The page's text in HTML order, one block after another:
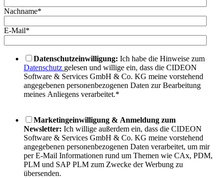
Nachname*
E-Mail*
Datenschutzeinwilligung: Ich habe die Hinweise zum
Datenschutz gelesen und willige ein, dass die CIDEON
Software & Services GmbH & Co. KG meine vorstehend
angegebenen personenbezogenen Daten zur Bearbeitung
meines Anliegens verarbeitet.*
Marketingeinwilligung & Anmeldung zum
Newsletter: Ich willige außerdem ein, dass die CIDEON
Software & Services GmbH & Co. KG meine vorstehend
angegebenen personenbezogenen Daten verarbeitet, um mir
per E-Mail Informationen rund um Themen wie CAx, PDM,
PLM und SAP PLM zum Zwecke der Werbung zu
übersenden.